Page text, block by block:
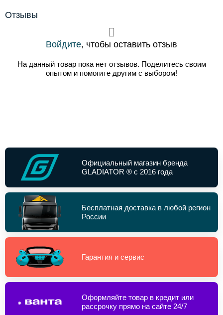
Отзывы
Войдите, чтобы оставить отзыв
На данный товар пока нет отзывов. Поделитесь своим
опытом и помогите другим с выбором!
Официальный магазин бренда
GLADIATOR ® с 2016 года
Бесплатная доставка в любой регион
России
Гарантия и сервис
Оформляйте товар в кредит или
рассрочку прямо на сайте 24/7